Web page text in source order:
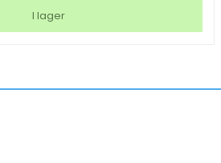
I lager